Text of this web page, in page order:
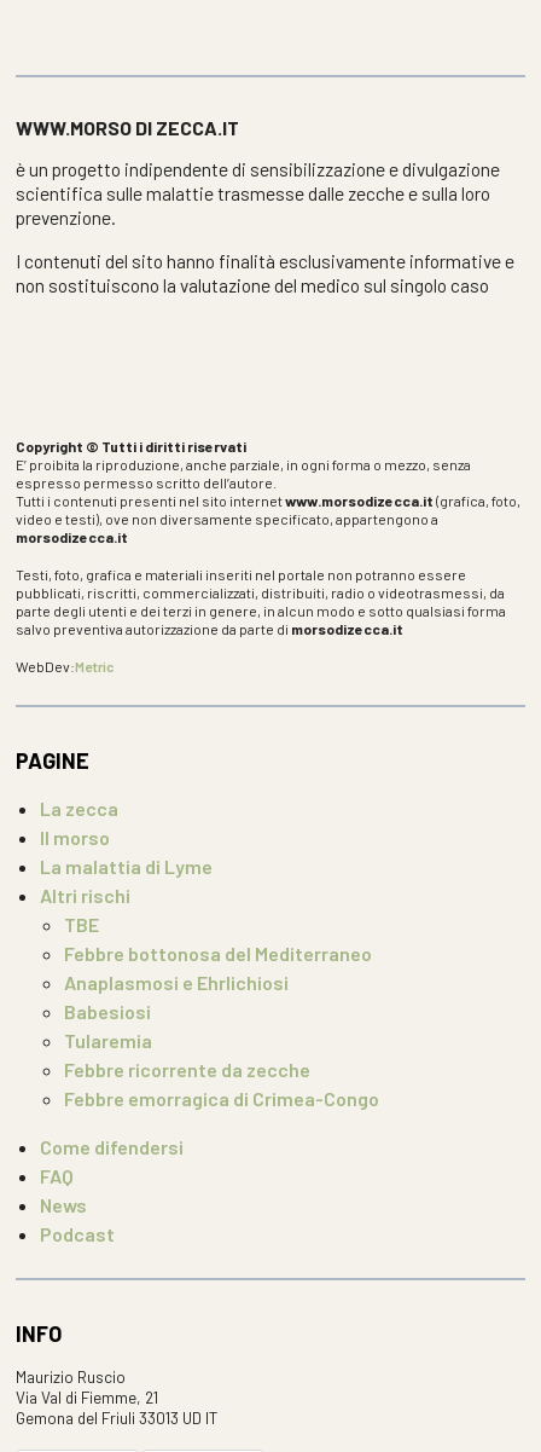
WWW.MORSO DI ZECCA.IT
è un progetto indipendente di sensibilizzazione e divulgazione
scientifica sulle malattie trasmesse dalle zecche e sulla loro
prevenzione.
I contenuti del sito hanno finalità esclusivamente informative e
non sostituiscono la valutazione del medico sul singolo caso
Copyright © Tutti i diritti riservati
E’ proibita la riproduzione, anche parziale, in ogni forma o mezzo, senza
espresso permesso scritto dell’autore.
Tutti i contenuti presenti nel sito internetwww.morsodizecca.it (grafica, foto,
video e testi), ove non diversamente specificato, appartengono a
morsodizecca.it
Testi, foto, grafica e materiali inseriti nel portale non potranno essere
pubblicati, riscritti, commercializzati, distribuiti, radio o videotrasmessi, da
parte degli utenti e dei terzi in genere, in alcun modo e sotto qualsiasi forma
salvo preventiva autorizzazione da parte di morsodizecca.it
WebDev:Metric
PAGINE
La zecca
Il morso
La malattia di Lyme
Altri rischi
TBE
Febbre bottonosa del Mediterraneo
Anaplasmosi e Ehrlichiosi
Babesiosi
Tularemia
Febbre ricorrente da zecche
Febbre emorragica di Crimea-Congo
Come difendersi
FAQ
News
Podcast
INFO
Maurizio Ruscio
Via Val di Fiemme, 21
Gemona del Friuli 33013 UD IT